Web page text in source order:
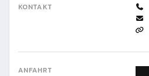
KONTAKT
ANFAHRT